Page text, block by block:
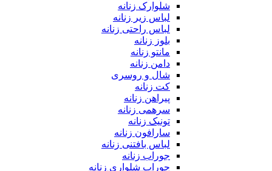
شلوارک زنانه
لباس زیر زنانه
لباس راحتی زنانه
بلوز زنانه
مانتو زنانه
دامن زنانه
شال و روسری
کت زنانه
پیراهن زنانه
سرهمی زنانه
تونیک زنانه
سارافون زنانه
لباس بافتنی زنانه
جوراب زنانه
جوراب شلواری زنانه